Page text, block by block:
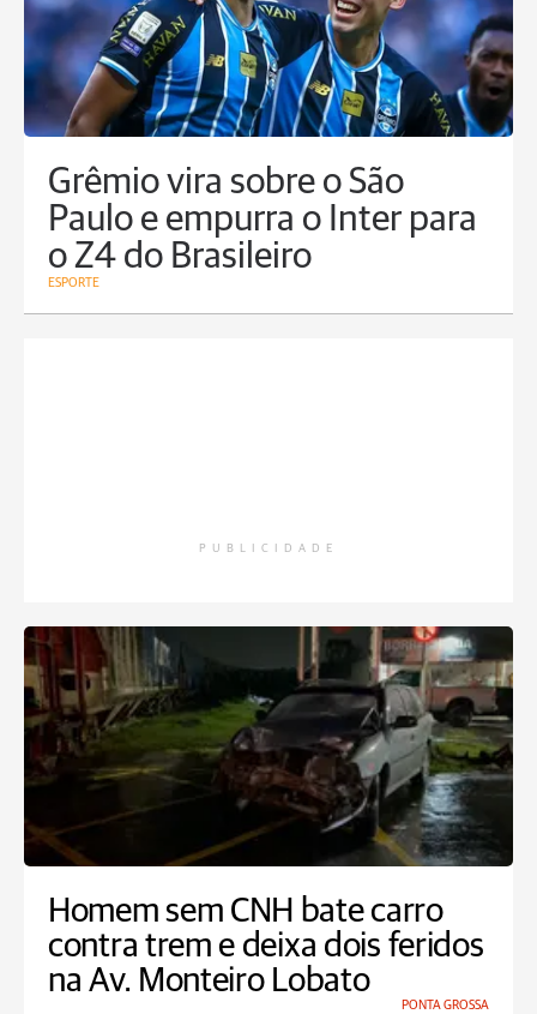
Grêmio vira sobre o São
Paulo e empurra o Inter para
o Z4 do Brasileiro
ESPORTE
PUBLICIDADE
Homem sem CNH bate carro
contra trem e deixa dois feridos
na Av. Monteiro Lobato
PONTA GROSSA